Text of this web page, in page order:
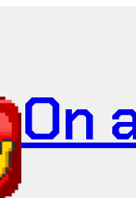
On